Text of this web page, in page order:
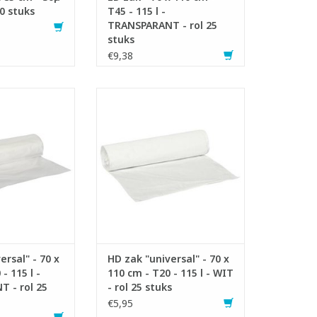
stuks
T45 - 115 l -
TRANSPARANT - rol 25
stuks
€9,38
metalloceen.
zak een betere
en
dan een
HD zak
- 70 x
- 115 l -
- rol 25
met toevoeging van metalloceen.
Hierdoor krijgt de zak een betere
treksterkte en
doorscheurweerstand dan een
standaard HD zak
HD zak "universal" - 70 x
110 cm - T20 - 115 l - WIT
- rol 25 stuks
€5,95